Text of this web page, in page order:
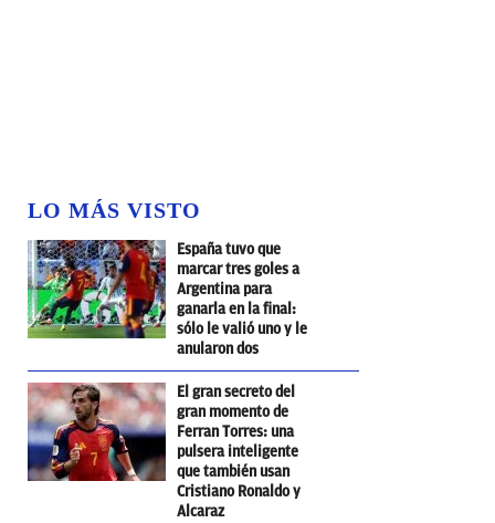
LO MÁS VISTO
España tuvo que
marcar tres goles a
Argentina para
ganarla en la final:
sólo le valió uno y le
anularon dos
El gran secreto del
gran momento de
Ferran Torres: una
pulsera inteligente
que también usan
Cristiano Ronaldo y
Alcaraz